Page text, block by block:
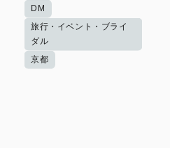
DM
旅行・イベント・ブライ
ダル
京都